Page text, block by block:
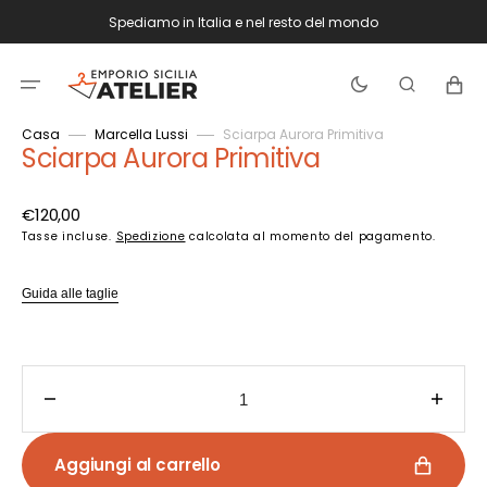
direttamente
ai
contenuti
Spediamo in Italia e nel resto del mondo
Carrello
Casa Marcella Lussi Sciarpa Aurora Primitiva
Sciarpa Aurora Primitiva
Prezzo
di
€120,00
Tasse incluse. Spedizione calcolata al momento del pagamento.
Guida alle taglie
quantità
per
Sciarpa
per
Aggiungi al carrello